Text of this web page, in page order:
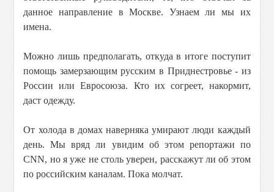
данное направление в Москве. Узнаем ли мы их
имена.
Можно лишь предполагать, откуда в итоге поступит
помощь замерзающим русским в Приднестровье - из
России или Евросоюза. Кто их согреет, накормит,
даст одежду.
От холода в домах наверняка умирают люди каждый
день. Мы вряд ли увидим об этом репортажи по
CNN, но я уже не столь уверен, расскажут ли об этом
по российским каналам. Пока молчат.